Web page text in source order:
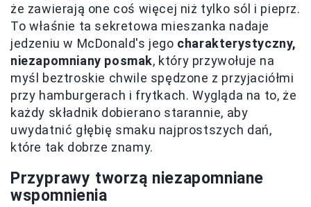
że zawierają one coś więcej niż tylko sól i pieprz.
To właśnie ta sekretowa mieszanka nadaje
jedzeniu w McDonald's jego charakterystyczny,
niezapomniany posmak, który przywołuje na
myśl beztroskie chwile spędzone z przyjaciółmi
przy hamburgerach i frytkach. Wygląda na to, że
każdy składnik dobierano starannie, aby
uwydatnić głębię smaku najprostszych dań,
które tak dobrze znamy.
Przyprawy tworzą niezapomniane
wspomnienia